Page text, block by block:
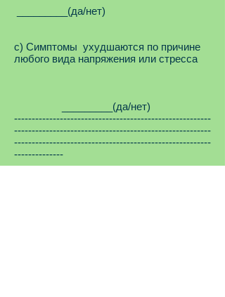
_________(да/нет)
с) Симптомы ухудшаются по причине
любого вида напряжения или стресса
_________(да/нет)
--------------------------------------------------------
--------------------------------------------------------
--------------------------------------------------------
--------------